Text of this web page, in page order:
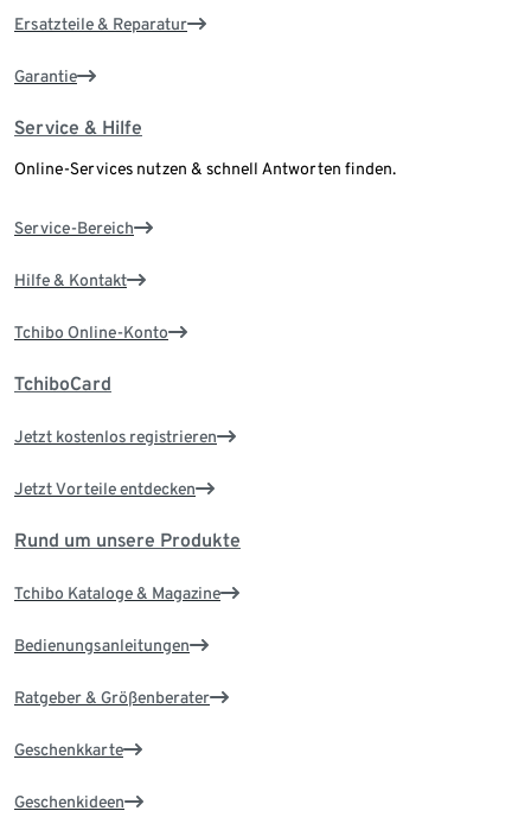
Ersatzteile & Reparatur
Garantie
Service & Hilfe
Online-Services nutzen & schnell Antworten finden.
Service-Bereich
Hilfe & Kontakt
Tchibo Online-Konto
TchiboCard
Jetzt kostenlos registrieren
Jetzt Vorteile entdecken
Rund um unsere Produkte
Tchibo Kataloge & Magazine
Bedienungsanleitungen
Ratgeber & Größenberater
Geschenkkarte
Geschenkideen